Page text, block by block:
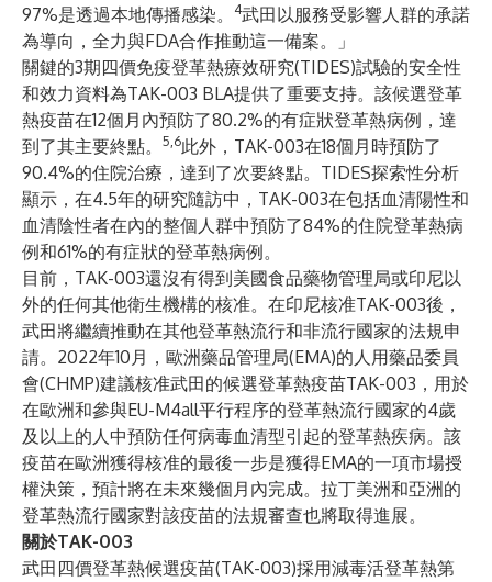
97%是透過本地傳播感染。
4武田以服務受影響人群的承諾
為導向，全力與FDA合作推動這一備案。」
關鍵的3期四價免疫登革熱療效研究(TIDES)試驗的安全性
和效力資料為TAK-003 BLA提供了重要支持。該候選登革
熱疫苗在12個月內預防了80.2%的有症狀登革熱病例，達
到了其主要終點。
5,6此外，TAK-003在18個月時預防了
90.4%的住院治療，達到了次要終點。TIDES探索性分析
顯示，在4.5年的研究隨訪中，TAK-003在包括血清陽性和
血清陰性者在內的整個人群中預防了84%的住院登革熱病
例和61%的有症狀的登革熱病例。
目前，TAK-003還沒有得到美國食品藥物管理局或印尼以
外的任何其他衛生機構的核准。在印尼核准TAK-003後，
武田將繼續推動在其他登革熱流行和非流行國家的法規申
請。2022年10月，歐洲藥品管理局(EMA)的人用藥品委員
會(CHMP)建議核准武田的候選登革熱疫苗TAK-003，用於
在歐洲和參與EU-M4all平行程序的登革熱流行國家的4歲
及以上的人中預防任何病毒血清型引起的登革熱疾病。該
疫苗在歐洲獲得核准的最後一步是獲得EMA的一項市場授
權決策，預計將在未來幾個月內完成。拉丁美洲和亞洲的
登革熱流行國家對該疫苗的法規審查也將取得進展。
關於TAK-003
武田四價登革熱候選疫苗(TAK-003)採用減毒活登革熱第